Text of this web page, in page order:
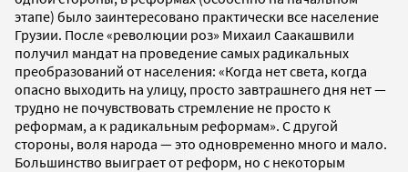
этапе) было заинтересовано практически все население
Грузии. После «революции роз» Михаил Саакашвили
получил мандат на проведение самых радикальных
преобразований от населения: «Когда нет света, когда
опасно выходить на улицу, просто завтрашнего дня нет —
трудно не почувствовать стремление не просто к
реформам, а к радикальным реформам». С другой
стороны, воля народа — это одновременно много и мало.
Большинство выиграет от реформ, но с некоторым